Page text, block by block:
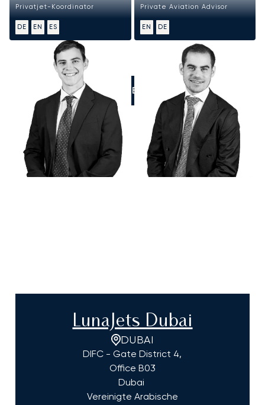
Privatjet-Koordinator
DE EN ES
Private Aviation Advisor
EN DE
RUFEN SIE UNS AN
LunaJets Dubai
DUBAI
DIFC - Gate District 4,
Office B03
Dubai
Vereinigte Arabische